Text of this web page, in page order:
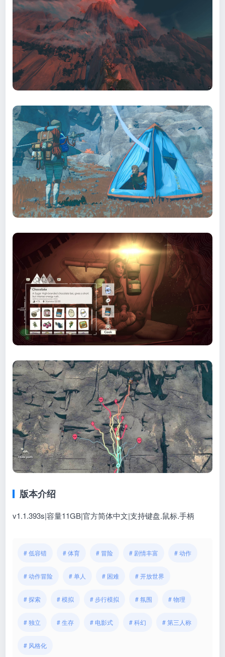
版本介绍
v1.1.393s|容量11GB|官方简体中文|支持键盘.鼠标.手柄
# 低容错 # 体育 # 冒险 # 剧情丰富 # 动作
# 动作冒险 # 单人 # 困难 # 开放世界
# 探索 # 模拟 # 步行模拟 # 氛围 # 物理
# 独立 # 生存 # 电影式 # 科幻 # 第三人称
# 风格化